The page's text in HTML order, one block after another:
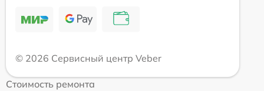
© 2026 Сервисный центр Veber
Стоимость ремонта